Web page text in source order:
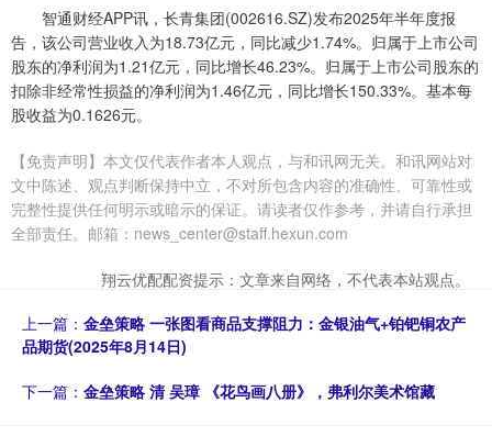
智通财经APP讯，长青集团(002616.SZ)发布2025年半年度报
告，该公司营业收入为18.73亿元，同比减少1.74%。归属于上市公司
股东的净利润为1.21亿元，同比增长46.23%。归属于上市公司股东的
扣除非经常性损益的净利润为1.46亿元，同比增长150.33%。基本每
股收益为0.1626元。
【免责声明】本文仅代表作者本人观点，与和讯网无关。和讯网站对
文中陈述、观点判断保持中立，不对所包含内容的准确性、可靠性或
完整性提供任何明示或暗示的保证。请读者仅作参考，并请自行承担
全部责任。邮箱：news_center@staff.hexun.com
翔云优配配资提示：文章来自网络，不代表本站观点。
上一篇： 金垒策略 一张图看商品支撑阻力：金银油气+铂钯铜农产
品期货(2025年8月14日)
下一篇： 金垒策略 清 吴璋 《花鸟画八册》，弗利尔美术馆藏